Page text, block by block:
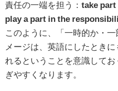
責任の一端を担う： take
play a part in the
このように、「一時的か・
メージは、英語にしたとき
れるということを意識して
ぎやすくなります。